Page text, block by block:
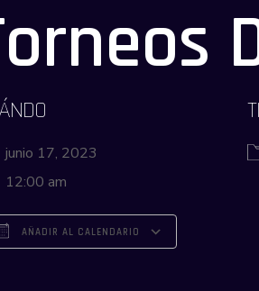
junio 17, 2023
12:00 am
AÑADIR AL CALENDARIO